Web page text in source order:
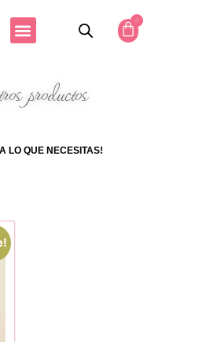
0
productos
LO QUE NECESITAS!